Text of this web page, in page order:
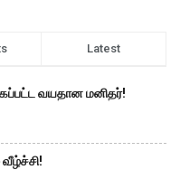
Latest
வயதான மனிதர்!